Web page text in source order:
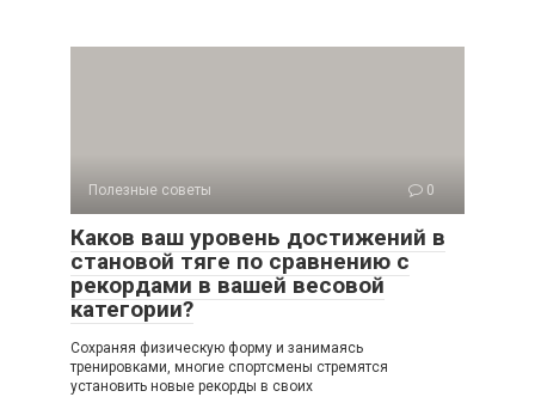
Полезные советы 0
Каков ваш уровень достижений в
становой тяге по сравнению с
рекордами в вашей весовой
категории?
Сохраняя физическую форму и занимаясь
тренировками, многие спортсмены стремятся
установить новые рекорды в своих